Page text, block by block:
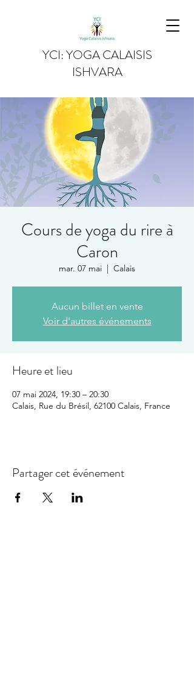
YCI: YOGA CALAISIS
ISHVARA
Cours de yoga du rire à
Caron
mar. 07 mai
  |
Calais
Aucun billet en vente
Voir d'autres événements
Heure et lieu
07 mai 2024, 19:30 – 20:30
Calais, Rue du Brésil, 62100 Calais, France
Partager cet événement